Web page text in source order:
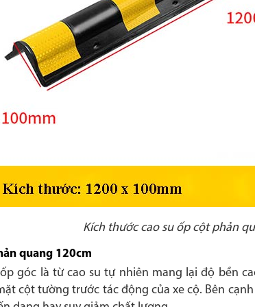
Kích thước cao su ốp cột phản
quang 120cm
góc là từ cao su tự nhiên mang lại độ bền
cột tường trước tác động của xe cộ. Bên